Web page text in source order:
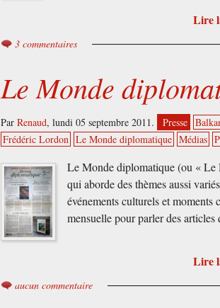
Lire
3 commentaires
Le Monde
ParRenaud,lundi 05 septembre 2011. Presse
Frédéric Lordon Le Monde diplomatique Médias
Le Monde diplomatique (ou « Le
qui aborde des thèmes aussi
événements culturels et
mensuelle pour parler des
Lire
aucun commentaire